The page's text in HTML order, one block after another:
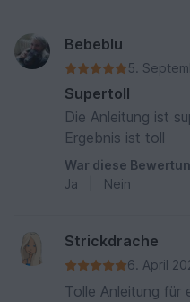
Bebeblu
5.
Supertoll
Die Anleitung ist
Ergebnis ist toll
War diese
Ja
Nein
Strickdrache
6. April
Tolle Anleitung für